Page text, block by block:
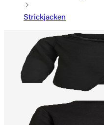
Strickjacken